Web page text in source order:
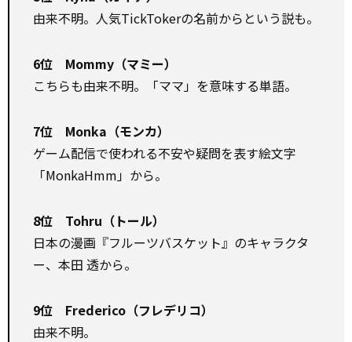
由来不明。人気TickTokerの名前からという説も。
6位 Mommy（マミー）
こちらも由来不明。「ママ」を意味する単語。
7位 Monka（モンカ）
ゲーム配信で使われる不安や疑問を表す絵文字
「MonkaHmm」から。
8位 Tohru（トール）
日本の漫画『フルーツバスケット』のキャラクタ
ー、本田 透から。
9位 Frederico（フレデリコ）
由来不明。